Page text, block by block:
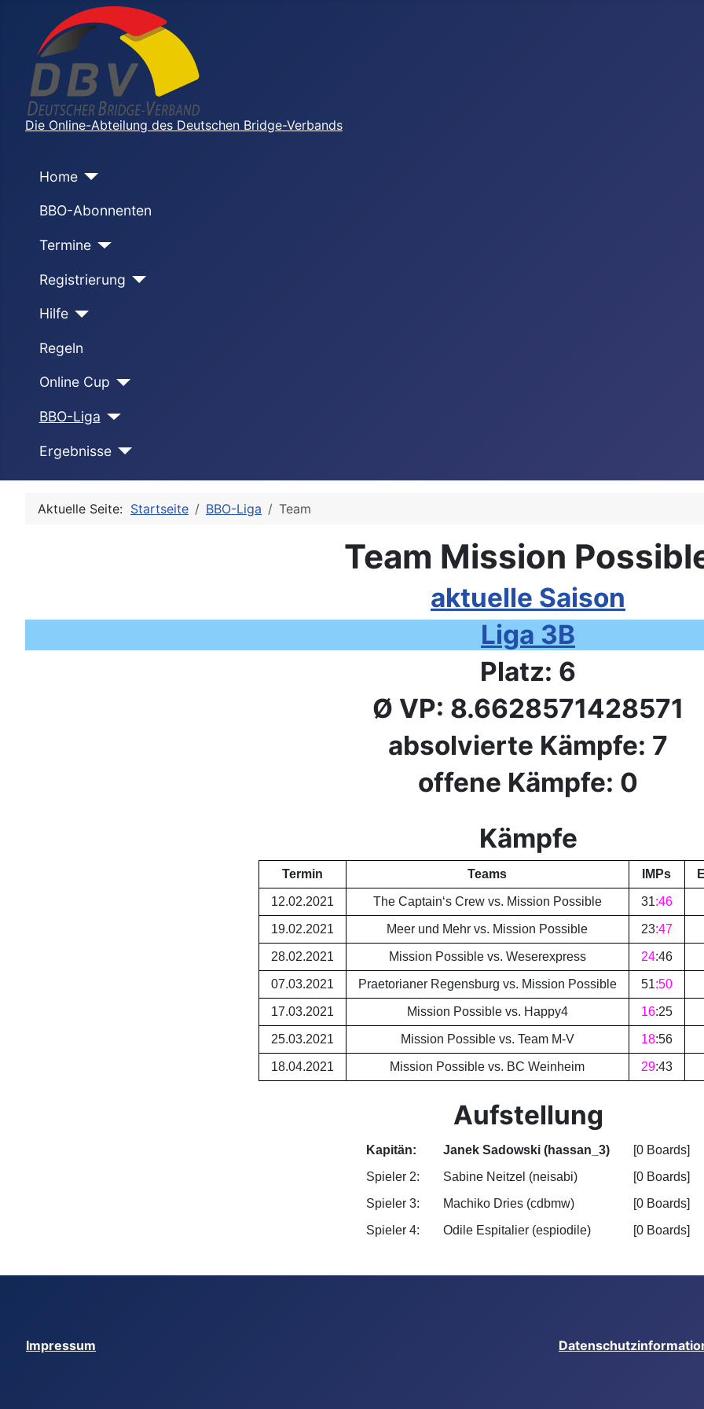
Die Online-Abteilung des Deutschen Bridge-Verbands
Home
BBO-Abonnenten
Termine
Registrierung
Hilfe
Regeln
Online Cup
BBO-Liga
Ergebnisse
Aktuelle Seite: Startseite BBO-Liga Team
Team Mission
aktuelle Saison
Liga 3B
Platz: 6
Ø VP: 8.6628571428571
absolvierte Kämpfe: 7
offene Kämpfe: 0
Kämpfe
Termin Teams IMPs
12.02.2021 The Captain‘s Crew vs. Mission Possible 31:46
19.02.2021 Meer und Mehr vs. Mission Possible 23:47
28.02.2021 Mission Possible vs. Weserexpress 24:46
07.03.2021 Praetorianer Regensburg vs. Mission Possible 51:50
17.03.2021 Mission Possible vs. Happy4 16:25
25.03.2021 Mission Possible vs. Team M-V 18:56
18.04.2021 Mission Possible vs. BC Weinheim 29:43
Aufstellung
Kapitän: Janek Sadowski (hassan_3)
[0 Boards]
Spieler 2:
Sabine Neitzel (neisabi)
[0 Boards]
Spieler 3:
Machiko Dries (cdbmw)
[0 Boards]
Spieler 4:
Odile Espitalier (espiodile) [0 Boards]
Impressum